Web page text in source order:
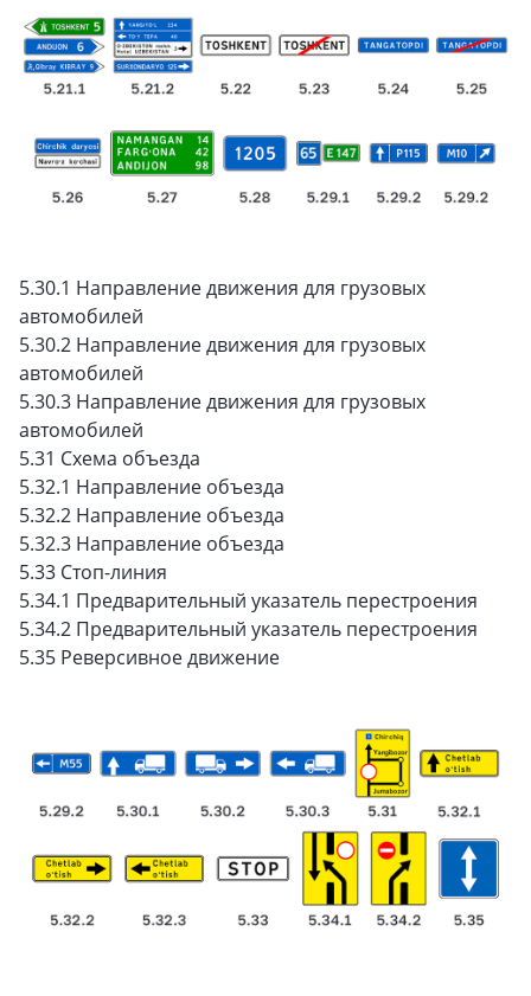
5.30.1 Направление движения для грузовых
автомобилей
5.30.2 Направление движения для грузовых
автомобилей
5.30.3 Направление движения для грузовых
автомобилей
5.31 Схема объезда
5.32.1 Направление объезда
5.32.2 Направление объезда
5.32.3 Направление объезда
5.33 Стоп-линия
5.34.1 Предварительный указатель перестроения
5.34.2 Предварительный указатель перестроения
5.35 Реверсивное движение